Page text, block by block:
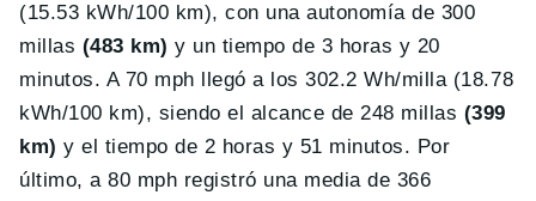
(15.53 kWh/100 km), con una autonomía de 300
millas (483 km) y un tiempo de 3 horas y 20
minutos. A 70 mph llegó a los 302.2 Wh/milla (18.78
kWh/100 km), siendo el alcance de 248 millas (399
km) y el tiempo de 2 horas y 51 minutos. Por
último, a 80 mph registró una media de 366